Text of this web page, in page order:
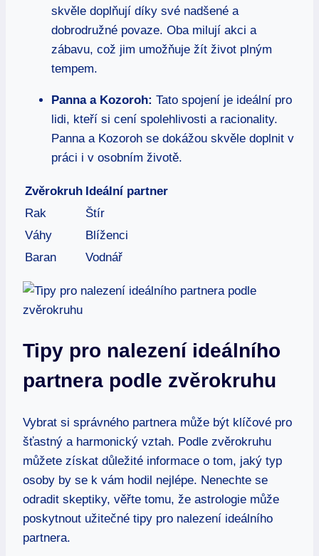
⁢skvěle doplňují díky⁤ své nadšené a
dobrodružné povaze. ⁢Oba‍ milují akci⁤ a
zábavu, což ‌jim​ umožňuje žít život plným ​
tempem.
Panna a Kozoroh: Tato spojení​ je ideální pro
lidi, kteří‍ si cení⁣ spolehlivosti a racionality.
Panna ​a Kozoroh ​se dokážou skvěle doplnit ‌v⁣
práci ‌i⁤ v ‌osobním životě.
Zvěrokruh Ideální partner
Rak
Štír
Váhy
Blíženci
Baran
Vodnář
Tipy pro nalezení⁣ ideálního
partnera podle ⁤zvěrokruhu
Vybrat ⁣si správného ‌partnera může být klíčové pro
šťastný a harmonický vztah. Podle zvěrokruhu
můžete získat důležité informace o ⁢tom, jaký typ
osoby by se k vám hodil nejlépe. Nenechte se
odradit skeptiky, věřte tomu, že astrologie může
‍poskytnout užitečné tipy pro nalezení⁢ ideálního‌
partnera.